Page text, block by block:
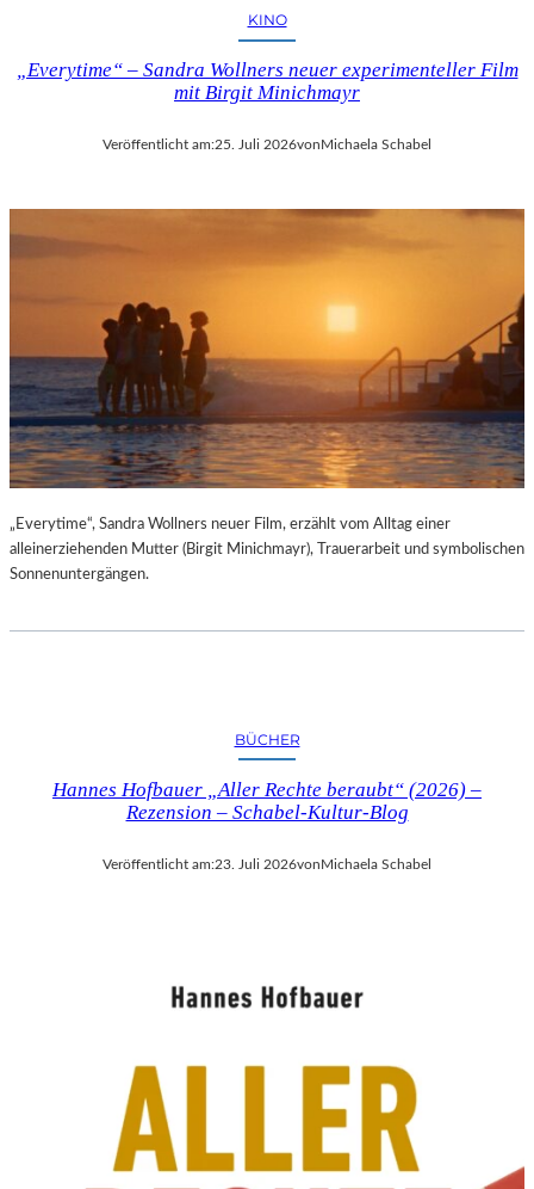
KINO
„Everytime“ – Sandra Wollners neuer experimenteller Film
mit Birgit Minichmayr
Veröffentlicht am:25. Juli 2026vonMichaela Schabel
„Everytime“, Sandra Wollners neuer Film, erzählt vom Alltag einer
alleinerziehenden Mutter (Birgit Minichmayr), Trauerarbeit und symbolischen
Sonnenuntergängen.
BÜCHER
Hannes Hofbauer „Aller Rechte beraubt“ (2026) –
Rezension – Schabel-Kultur-Blog
Veröffentlicht am:23. Juli 2026vonMichaela Schabel